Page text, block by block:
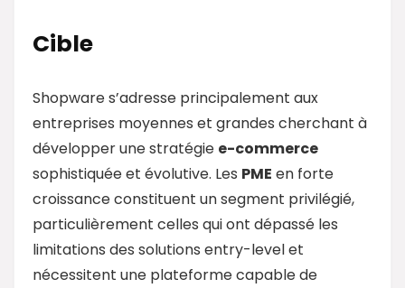
Cible
Shopware s’adresse principalement aux
entreprises moyennes et grandes cherchant à
développer une stratégie e-commerce
sophistiquée et évolutive. Les PME en forte
croissance constituent un segment privilégié,
particulièrement celles qui ont dépassé les
limitations des solutions entry-level et
nécessitent une plateforme capable de